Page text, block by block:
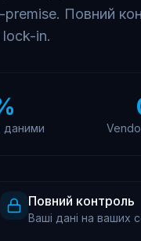
premise. Повний
lock-in.
даними
Повний контроль
Ваші дані на ваших